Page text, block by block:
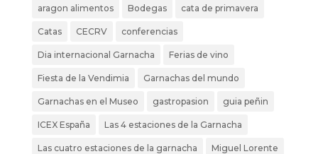
aragon alimentos Bodegas cata de primavera
Catas CECRV conferencias
Dia internacional Garnacha Ferias de vino
Fiesta de la Vendimia Garnachas del mundo
Garnachas en el Museo gastropasion guia peñin
ICEX España Las 4 estaciones de la Garnacha
Las cuatro estaciones de la garnacha Miguel Lorente